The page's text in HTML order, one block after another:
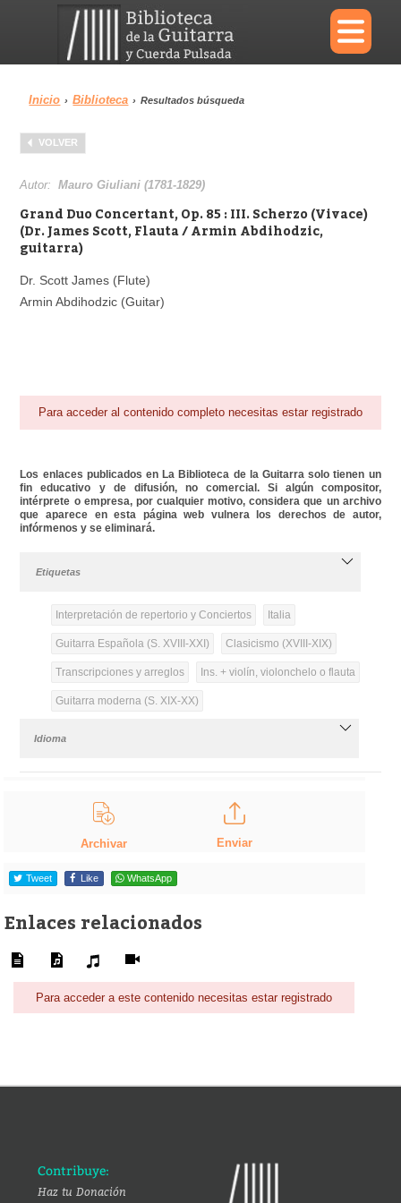
×
Menu
Biblioteca
Área personal
Inicio › Biblioteca › Resultados búsqueda
VOLVER
Autor:Mauro Giuliani (1781-1829)
Grand Duo Concertant, Op. 85 : III. Scherzo (Vivace)
(Dr. James Scott, Flauta / Armin Abdihodzic,
guitarra)
Dr. Scott James (Flute)
Armin Abdihodzic (Guitar)
Para acceder al contenido completo necesitas estar registrado
Los enlaces publicados en La Biblioteca de la Guitarra solo tienen un
fin educativo y de difusión, no comercial. Si algún compositor,
intérprete o empresa, por cualquier motivo, considera que un archivo
que aparece en esta página web vulnera los derechos de autor,
infórmenos y se eliminará.
Etiquetas
Interpretación de repertorio y Conciertos Italia
Guitarra Española (S. XVIII-XXI) Clasicismo (XVIII-XIX)
Transcripciones y arreglos Ins. + violín, violonchelo o flauta
Guitarra moderna (S. XIX-XX)
Idioma
Archivar Enviar
Tweet Like WhatsApp
Enlaces relacionados
Para acceder a este contenido necesitas estar registrado
Contribuye:
Haz tu Donación